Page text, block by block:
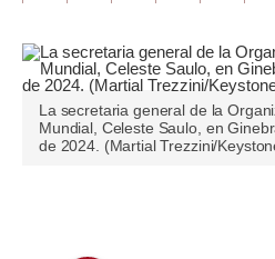
Opinión
Pregunta de hoy
La secretaria general de la
Mundial, Celeste Saulo, en
de 2024. (Martial Trezzini/